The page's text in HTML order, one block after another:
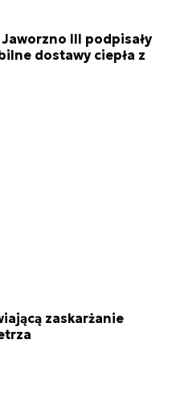
III podpisały
dostawy ciepła z
zaskarżanie